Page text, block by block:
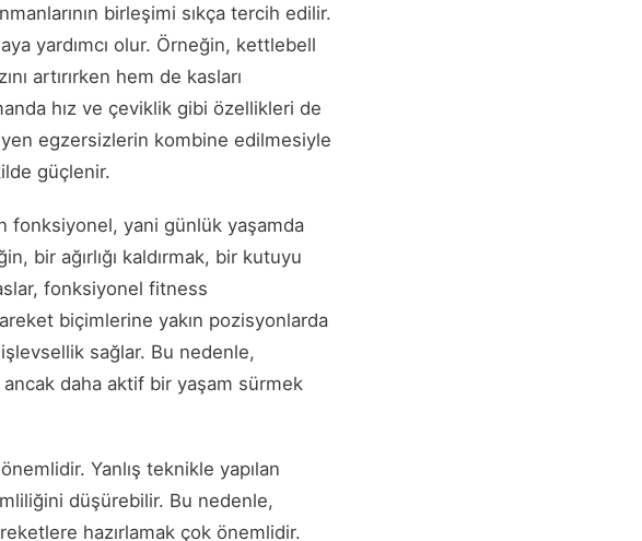
birleşimi sıkça tercih edilir.
yardımcı olur. Örneğin, kettlebell
artırırken hem de kasları
hız ve çeviklik gibi özellikleri de
egzersizlerin kombine edilmesiyle
güçlenir.
fonksiyonel, yani günlük yaşamda
bir ağırlığı kaldırmak, bir kutuyu
fonksiyonel fitness
biçimlerine yakın pozisyonlarda
sağlar. Bu nedenle,
daha aktif bir yaşam sürmek
Yanlış teknikle yapılan
düşürebilir. Bu nedenle,
hazırlamak çok önemlidir.